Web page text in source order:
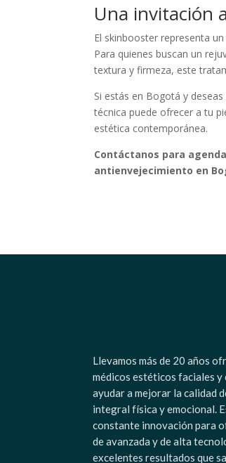
Una invitación
El skinbooster representa
Para quienes buscan un
textura y firmeza, este
Si estás en Bogotá y
técnica puede ofrecer a tu
estética contemporánea.
Contáctanos para
antienvejecimiento en
Llevamos más de 20 años
médicos estéticos faciales y
ayudar a mejorar la calidad
integral física y emocional.
constante innovación para
de avanzada y de alta
excelentes resultados que